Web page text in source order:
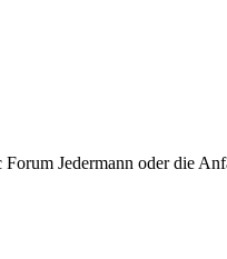
Jedermann oder die